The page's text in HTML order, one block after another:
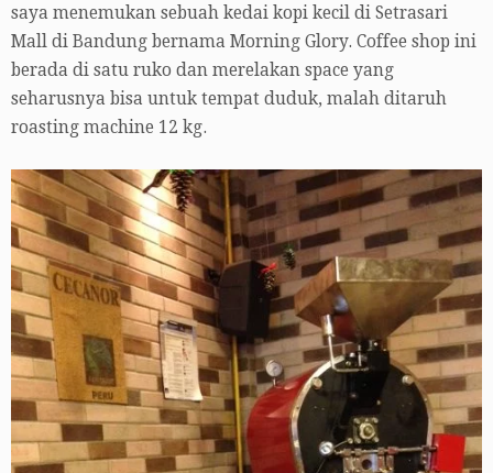
saya menemukan sebuah kedai kopi kecil di Setrasari
Mall di Bandung bernama Morning Glory. Coffee shop ini
berada di satu ruko dan merelakan space yang
seharusnya bisa untuk tempat duduk, malah ditaruh
roasting machine 12 kg.